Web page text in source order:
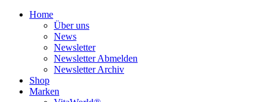
Home
Über uns
News
Newsletter
Newsletter Abmelden
Newsletter Archiv
Shop
Marken